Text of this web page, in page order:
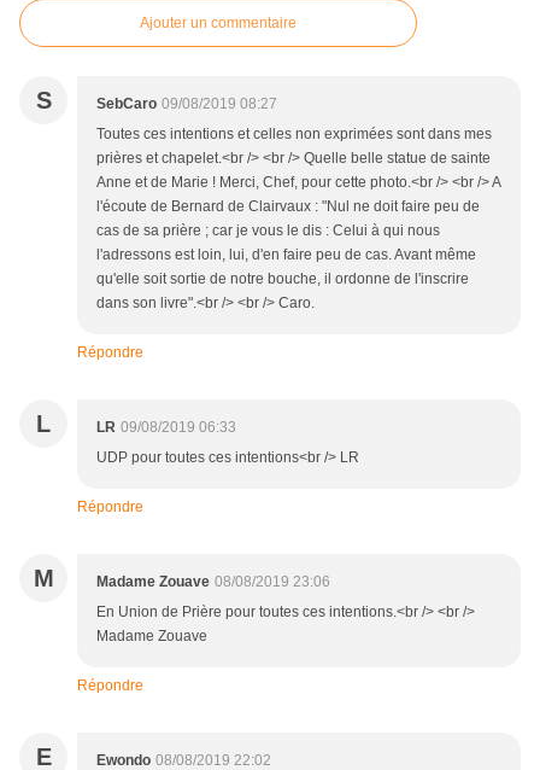
Ajouter un commentaire
S SebCaro 09/08/2019 08:27
Toutes ces intentions et celles non exprimées sont dans mes
prières et chapelet.<br /> <br /> Quelle belle statue de sainte
Anne et de Marie ! Merci, Chef, pour cette photo.<br /> <br /> A
l'écoute de Bernard de Clairvaux : "Nul ne doit faire peu de
cas de sa prière ; car je vous le dis : Celui à qui nous
l'adressons est loin, lui, d'en faire peu de cas. Avant même
qu'elle soit sortie de notre bouche, il ordonne de l'inscrire
dans son livre".<br /> <br /> Caro.
Répondre
L LR 09/08/2019 06:33
UDP pour toutes ces intentions<br /> LR
Répondre
M Madame Zouave 08/08/2019 23:06
En Union de Prière pour toutes ces intentions.<br /> <br />
Madame Zouave
Répondre
E Ewondo 08/08/2019 22:02